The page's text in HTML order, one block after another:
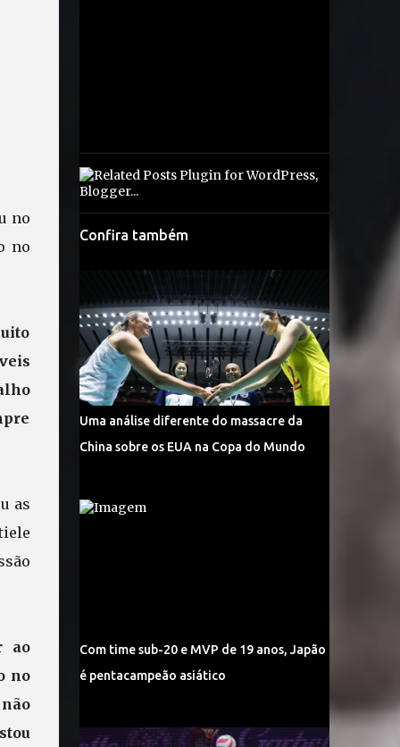
no
no
as
ao
no
Confira também
Uma análise diferente do massacre da
China sobre os EUA na Copa do Mundo
Com time sub-20 e MVP de 19 anos, Japão
é pentacampeão asiático